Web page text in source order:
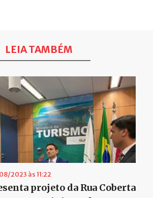
LEIA TAMBÉM
2023 às 11:22
projeto da Rua Coberta